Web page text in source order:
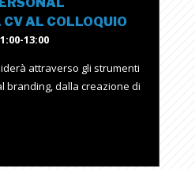
AL COLLOQUIO
13:00
attraverso gli strumenti
branding, dalla creazione di